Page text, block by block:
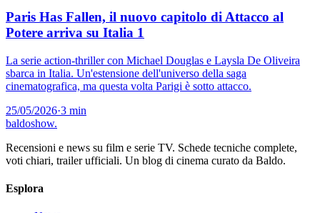
Paris Has Fallen, il nuovo capitolo di Attacco al
Potere arriva su Italia 1
La serie action-thriller con Michael Douglas e Laysla De Oliveira
sbarca in Italia. Un'estensione dell'universo della saga
cinematografica, ma questa volta Parigi è sotto attacco.
25/05/2026·3 min
baldoshow.
Recensioni e news su film e serie TV. Schede tecniche complete,
voti chiari, trailer ufficiali. Un blog di cinema curato da Baldo.
Esplora